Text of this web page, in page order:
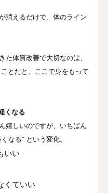
消えるだけで、 体のライン
た体質改善で大切なのは、
ことだと、ここで身をもって
くなる
嬉しいのですが、いちばん
なる” という変化。
いい
くていい